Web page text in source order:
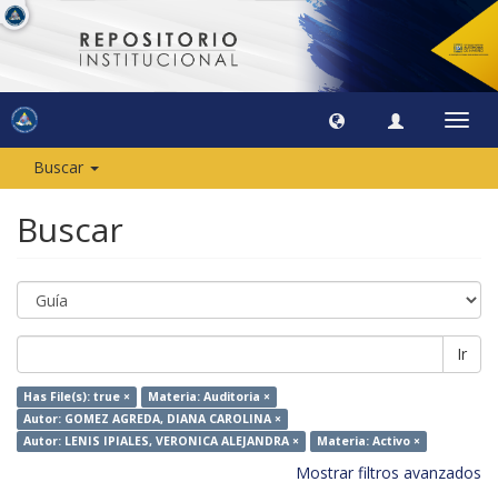
Buscar
Buscar
Ir
Has File(s): true ×
Materia: Auditoria ×
Autor: GOMEZ AGREDA, DIANA CAROLINA ×
Autor: LENIS IPIALES, VERONICA ALEJANDRA ×
Materia: Activo ×
Mostrar filtros avanzados